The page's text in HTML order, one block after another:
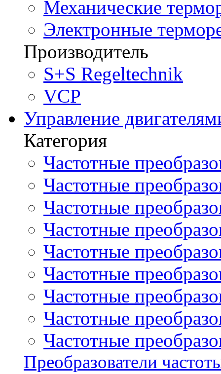
Механические
Электронные
Производитель
S+S Regeltechnik
VCP
Управление
Категория
Частотные
Частотные
Частотные
Частотные
Частотные
Частотные
Частотные
Частотные
Частотные
Преобразователи